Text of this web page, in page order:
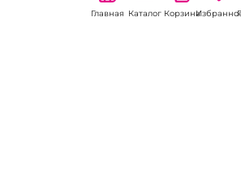
Главная Каталог Корзина